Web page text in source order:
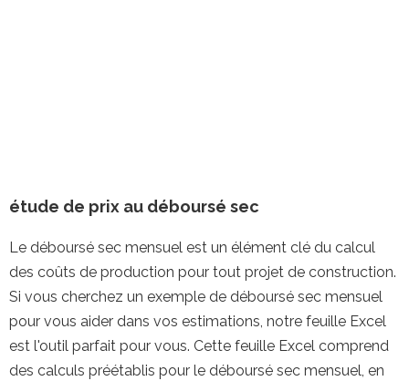
étude de prix au déboursé sec
Le déboursé sec mensuel est un élément clé du calcul
des coûts de production pour tout projet de construction.
Si vous cherchez un exemple de déboursé sec mensuel
pour vous aider dans vos estimations, notre feuille Excel
est l'outil parfait pour vous. Cette feuille Excel comprend
des calculs préétablis pour le déboursé sec mensuel, en